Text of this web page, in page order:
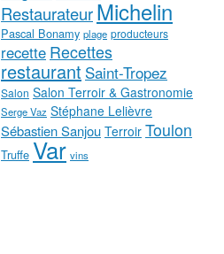
RestaurateurMichelin
Pascal Bonamy plage producteurs
recette Recettes
restaurant Saint-Tropez
Salon Salon Terroir & Gastronomie
Serge Vaz Stéphane Lelièvre
Sébastien Sanjou Terroir Toulon
Truffe Var vins